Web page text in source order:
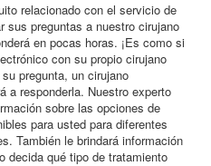
relacionado con el servicio de
sus preguntas a nuestro cirujano
en pocas horas. ¡Es como si
con su propio cirujano
pregunta, un cirujano
a responderla. Nuestro experto
sobre las opciones de
para usted para diferentes
También le brindará información
decida qué tipo de tratamiento